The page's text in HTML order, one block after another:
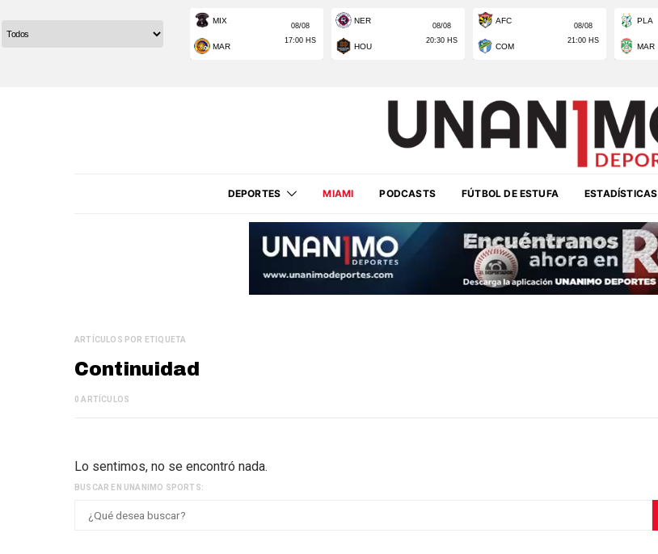
DEPORTES MIAMI PODCASTS FÚTBOL DE ESTUFA ESTADÍSTICAS
ARTÍCULOS POR ETIQUETA
Continuidad
0 ARTÍCULOS
Lo sentimos, no se encontró nada.
BUSCAR EN UNANIMO SPORTS: